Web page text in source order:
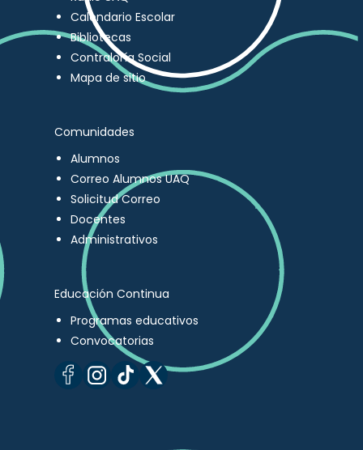
Calendario Escolar
Bibliotecas
Contraloría Social
Mapa de sitio
Comunidades
Alumnos
Correo Alumnos UAQ
Solicitud Correo
Docentes
Administrativos
Educación Continua
Programas educativos
Convocatorias